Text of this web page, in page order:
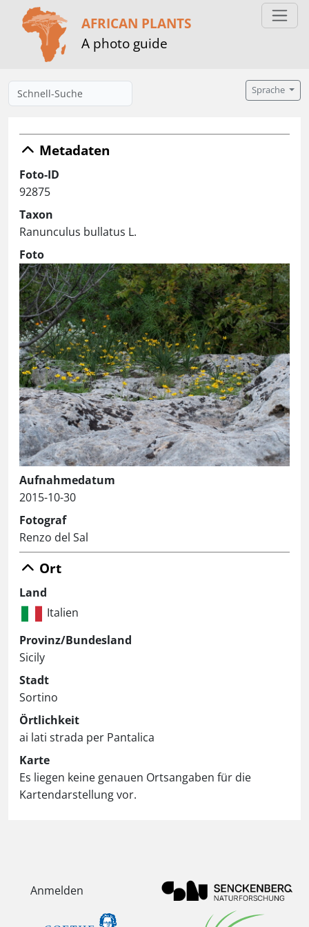
AFRICAN PLANTS
A photo guide
Sprache
Metadaten
Foto-ID
92875
Taxon
Ranunculus bullatus L.
Foto
Aufnahmedatum
2015-10-30
Fotograf
Renzo del Sal
Ort
Land
Italien
Provinz/Bundesland
Sicily
Stadt
Sortino
Örtlichkeit
ai lati strada per Pantalica
Karte
Es liegen keine genauen Ortsangaben für die
Kartendarstellung vor.
Anmelden